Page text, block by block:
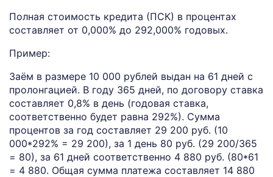
Полная стоимость кредита (ПСК) в процентах
составляет от 0,000% до 292,000% годовых.
Пример:
Заём в размере 10 000 рублей выдан на 61 дней с
пролонгацией. В году 365 дней, по договору ставка
составляет 0,8% в день (годовая ставка,
соответственно будет равна 292%). Сумма
процентов за год составляет 29 200 руб. (10
000*292% = 29 200), за 1 день 80 руб. (29 200/365
= 80), за 61 дней соответственно 4 880 руб. (80*61
= 4 880. Общая сумма платежа составляет 14 880